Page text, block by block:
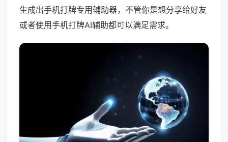
生成出手机打牌专用辅助器，不管你是想分享给好友
或者使用手机打牌AI辅助都可以满足需求。